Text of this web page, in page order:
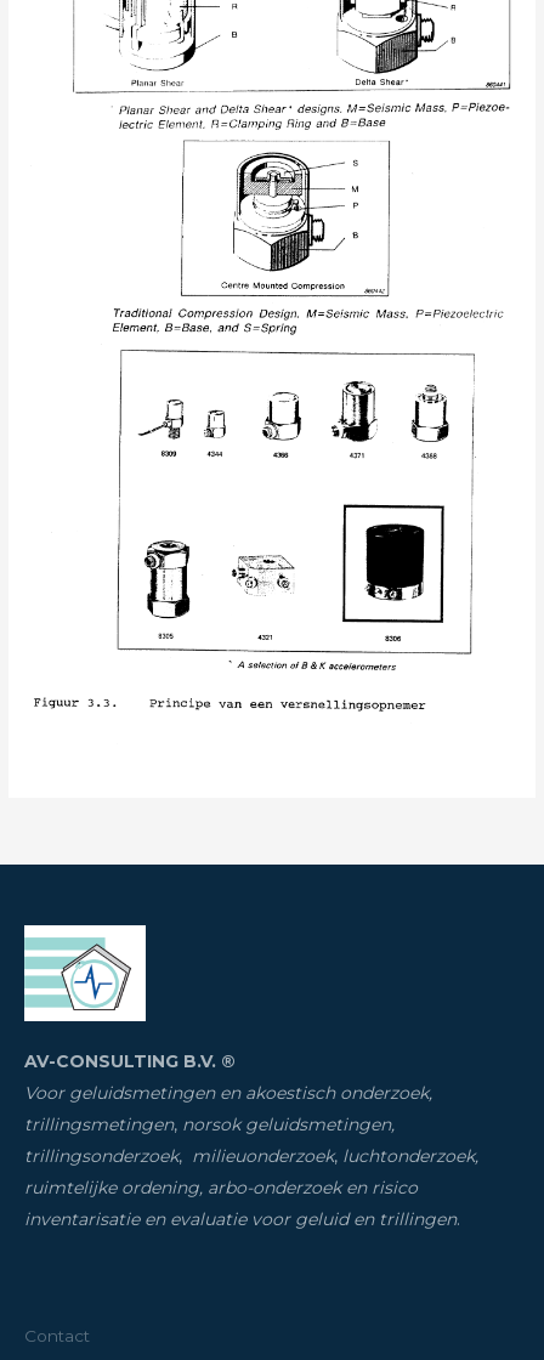
AV-CONSULTING B.V. ®
Voor geluidsmetingen en akoestisch onderzoek,
trillingsmetingen, norsok geluidsmetingen,
trillingsonderzoek, milieuonderzoek, luchtonderzoek,
ruimtelijke ordening, arbo-onderzoek en risico
inventarisatie en evaluatie voor geluid en trillingen.
Contact